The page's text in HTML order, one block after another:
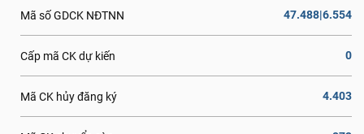
Mã số GDCK NĐTNN 47.488|6.554
Cấp mã CK dự kiến 0
Mã CK hủy đăng ký 4.403